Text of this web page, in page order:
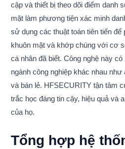
cập và thiết bị theo dõi điểm danh
mặt làm phương tiện xác minh
sử dụng các thuật toán tiên tiến để
khuôn mặt và khớp chúng với cơ
cá nhân đã biết. Công nghệ này
ngành công nghiệp khác nhau
và bán lẻ. HFSECURITY tận tâm
trắc học đáng tin cậy, hiệu quả và
của họ.
Tổng hợp hệ